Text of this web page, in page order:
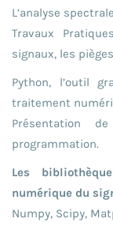
L’analyse spectrale
Travaux
signaux, les
Python, l’outil
traitement
Présentation
programmation.
Les
numérique du
Numpy, Scipy,